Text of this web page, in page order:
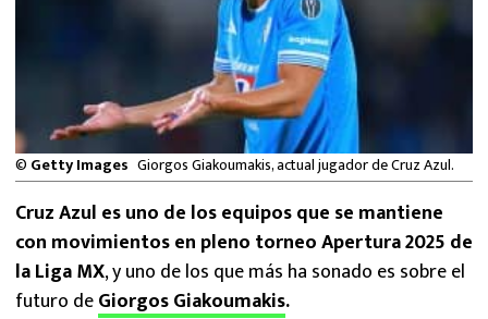
NFL
© Getty Images Giorgos Giakoumakis, actual jugador de Cruz Azul.
Cruz Azul es uno de los equipos que se mantiene
con movimientos en pleno torneo Apertura 2025 de
la Liga MX, y uno de los que más ha sonado es sobre el
futuro deGiorgos Giakoumakis.